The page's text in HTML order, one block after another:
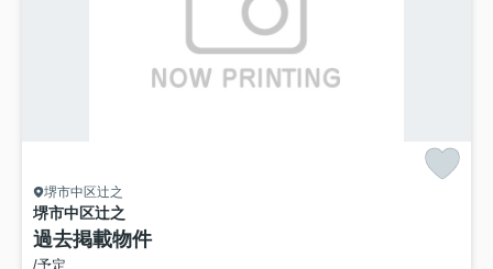
堺市中区辻之
堺市中区辻之
過去掲載物件
/予定